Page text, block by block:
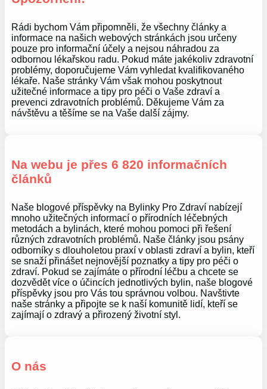
Rádi bychom Vám připomněli, že všechny články a
informace na našich webových stránkách jsou určeny
pouze pro informační účely a nejsou náhradou za
odbornou lékařskou radu. Pokud máte jakékoliv zdravotní
problémy, doporučujeme Vám vyhledat kvalifikovaného
lékaře. Naše stránky Vám však mohou poskytnout
užitečné informace a tipy pro péči o Vaše zdraví a
prevenci zdravotních problémů. Děkujeme Vám za
návštěvu a těšíme se na Vaše další zájmy.
Na webu je přes 6 820 informačních
článků
Naše blogové příspěvky na Bylinky Pro Zdraví nabízejí
mnoho užitečných informací o přírodních léčebných
metodách a bylinách, které mohou pomoci při řešení
různých zdravotních problémů. Naše články jsou psány
odborníky s dlouholetou praxí v oblasti zdraví a bylin, kteří
se snaží přinášet nejnovější poznatky a tipy pro péči o
zdraví. Pokud se zajímáte o přírodní léčbu a chcete se
dozvědět více o účincích jednotlivých bylin, naše blogové
příspěvky jsou pro Vás tou správnou volbou. Navštivte
naše stránky a připojte se k naší komunitě lidí, kteří se
zajímají o zdravý a přirozený životní styl.
O nás